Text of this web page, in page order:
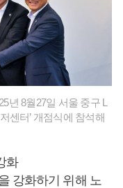
년 8월27일 서울 중구 L
센터’ 개점식에 참석해
화
강화하기 위해 노